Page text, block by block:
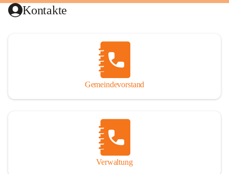
Kontakte
Gemeindevorstand
Verwaltung